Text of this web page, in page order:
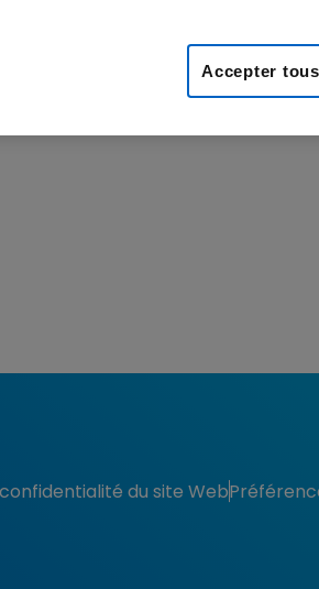
courriel de
du site Web
Accepter tous